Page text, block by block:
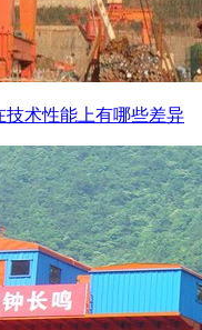
术性能上有哪些差异